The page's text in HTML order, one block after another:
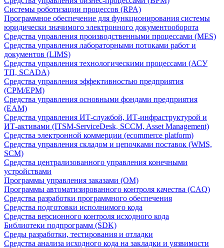
Системы роботизации процессов (RPA)
Программное обеспечение для функционирования системы
юридически значимого электронного документооборота
Средства управления производственными процессами (MES)
Средства управления лабораторными потоками работ и
документов (LIMS)
Средства управления технологическими процессами (АСУ
ТП, SCADA)
Средства управления эффективностью предприятия
(CPM/EPM)
Средства управления основными фондами предприятия
(EAM)
Средства управления ИТ-службой, ИТ-инфраструктурой и
ИТ-активами (ITSM-ServiceDesk, SCCM, Asset Management)
Средства электронной коммерции (ecommerce platform)
Средства управления складом и цепочками поставок (WMS,
SCM)
Средства централизованного управления конечными
устройствами
Программы управления заказами (OM)
Программы автоматизированного контроля качества (CAQ)
Средства разработки программного обеспечения
Средства подготовки исполнимого кода
Средства версионного контроля исходного кода
Библиотеки подпрограмм (SDK)
Среды разработки, тестирования и отладки
Средства анализа исходного кода на закладки и уязвимости